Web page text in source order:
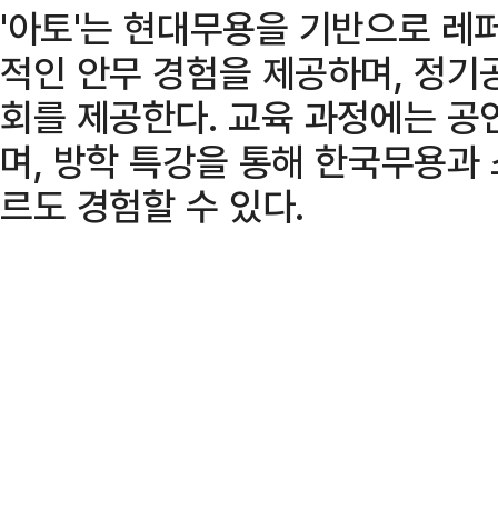
'아토'는 현대무용을 기반으로 레
적인 안무 경험을 제공하며, 정
회를 제공한다. 교육 과정에는
며, 방학 특강을 통해 한국무용
르도 경험할 수 있다.